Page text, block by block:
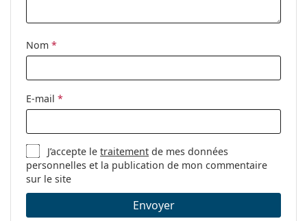
Nom *
E-mail *
J’accepte letraitement de mes données
personnelles et la publication de mon commentaire
sur le site
Envoyer